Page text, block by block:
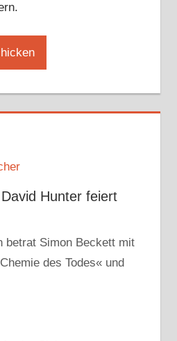
Hunter feiert
betrat Simon Beckett mit
des Todes« und